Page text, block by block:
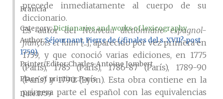
precede inmediatamente al cuerpo de su
diccionario.
Es autor delNouveau dictionnaire espagnol-
françois et latin[...], aparecido por vez primera en
1759, y que conoció varias ediciones, en 1775
(París), 1785 (París), 1786-87 (París), 1789-90
(París) y 1790 (Lyon). Esta obra contiene en la
primera parte el español con las equivalencias
Francia
Category:Dictionaries and works of lexicography
AuthorSéjournant, Pierre de (¿finales del s. XVII?-post
1759)
Printer/EditorCharles-Antoine Jombert
Place of printingParís
Date1759